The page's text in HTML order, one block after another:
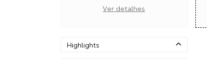
Ver detalhes
Highlights